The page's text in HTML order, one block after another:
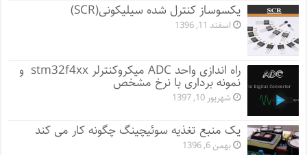
یکسوساز کنترل شده سیلیکونی(SCR)
اسفند 11, 1396
راه اندازی واحد ADC میکروکنترلر stm32f4xx و
نمونه برداری با نرخ مشخص
شهریور 10, 1397
یک منبع تغذیه سوئیچینگ چگونه کار می کند
بهمن 6, 1396